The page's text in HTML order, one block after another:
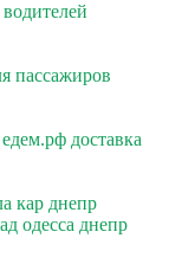
пассажиров
доставка
кар днепр
одесса днепр